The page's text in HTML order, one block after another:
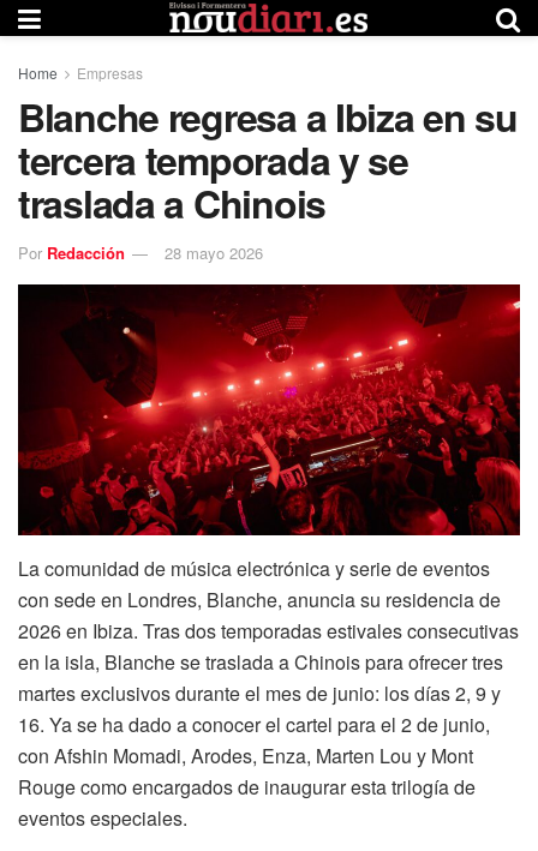
Home Empresas
Blanche regresa a Ibiza en su
tercera temporada y se
traslada a Chinois
Por Redacción 28 mayo 2026
La comunidad de música electrónica y serie de eventos
con sede en Londres, Blanche, anuncia su residencia de
2026 en Ibiza. Tras dos temporadas estivales consecutivas
en la isla, Blanche se traslada a Chinois para ofrecer tres
martes exclusivos durante el mes de junio: los días 2, 9 y
16. Ya se ha dado a conocer el cartel para el 2 de junio,
con Afshin Momadi, Arodes, Enza, Marten Lou y Mont
Rouge como encargados de inaugurar esta trilogía de
eventos especiales.